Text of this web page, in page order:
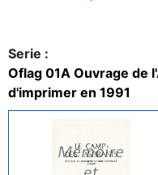
Serie :
Oflag 01A Ouvrage de
d'imprimer en 1991